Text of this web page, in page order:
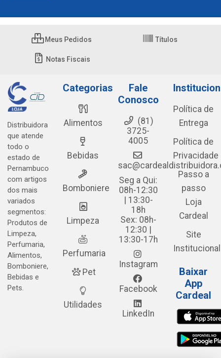
Meus Pedidos Títulos
Notas Fiscais
Distribuidora
que atende
todo o
estado de
Pernambuco
com artigos
dos mais
variados
segmentos:
Produtos de
Limpeza,
Perfumaria,
Alimentos,
Bomboniere,
Bebidas e
Pets.
Categorias
Alimentos
Bebidas
Bomboniere
Limpeza
Perfumaria
Pet
Utilidades
Fale
Conosco
(81)
3725-
4005
Seg a Qui:
08h-12:30
| 13:30-
18h
Sex: 08h-
12:30 |
13:30-17h
Instagram
Facebook
LinkedIn
Política de
Entrega
Política de
Privacidade
Passo a
passo
Loja
Cardeal
Site
Institucional
Baixar
App
Cardeal